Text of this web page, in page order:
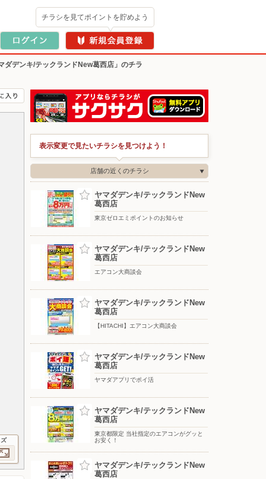
チラシを見てポイントを貯めよう
ダデンキ/テックランドNew葛西店」のチラ
表示変更で見たいチラシを見つけよう！
店舗の近くのチラシ
ヤマダデンキ/テックランドNew
葛西店
東京ゼロエミポイントのお知らせ
ヤマダデンキ/テックランドNew
葛西店
エアコン大商談会
ヤマダデンキ/テックランドNew
葛西店
【HITACHI】エアコン大商談会
ヤマダデンキ/テックランドNew
葛西店
ヤマダアプリでポイ活
ヤマダデンキ/テックランドNew
葛西店
東京都限定 当社指定のエアコンがグッと
お安く！
ヤマダデンキ/テックランドNew
葛西店